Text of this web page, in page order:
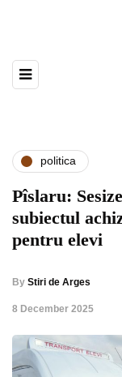
politica
Pîslaru:
subiectul
pentru elevi
By Stiri de Arges
,8 December 2025